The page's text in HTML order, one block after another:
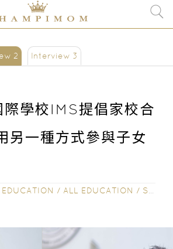
2 Interview 3
際學校IMS提倡家校合
另一種方式參與子女
EDUCATION / ALL EDUCATION / SCHOOL INTERVIEW